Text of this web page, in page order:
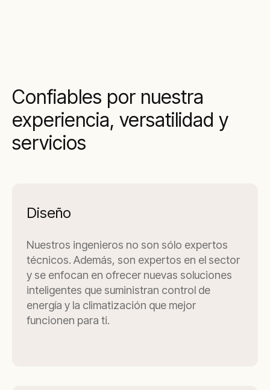
Confiables por nuestra
experiencia, versatilidad y
servicios
Diseño
Nuestros ingenieros no son sólo expertos
técnicos. Además, son expertos en el sector
y se enfocan en ofrecer nuevas soluciones
inteligentes que suministran control de
energía y la climatización que mejor
funcionen para ti.